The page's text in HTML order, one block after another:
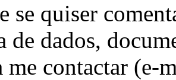
se quiser
de dados,
me contactar (e-